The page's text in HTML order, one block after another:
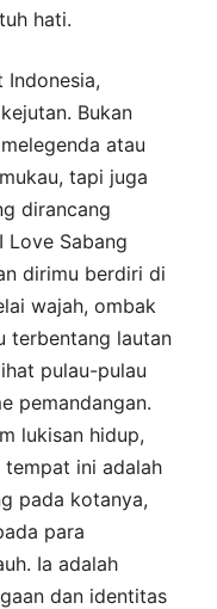
hati.
Indonesia,
Bukan
atau
tapi juga
dirancang
Love Sabang
dirimu berdiri di
wajah, ombak
terbentang lautan
pulau-pulau
pemandangan.
lukisan hidup,
tempat ini adalah
pada kotanya,
para
Ia adalah
dan identitas